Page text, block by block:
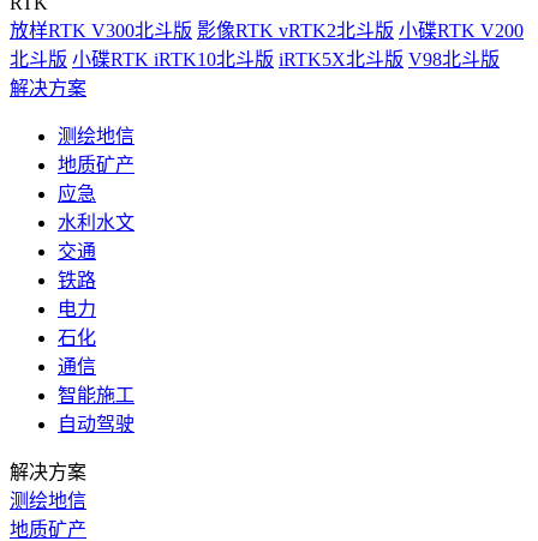
放样RTK V300北斗版 影像RTK vRTK2北斗版 小碟RTK V200
北斗版 小碟RTK iRTK10北斗版 iRTK5X北斗版 V98北斗版
解决方案
测绘地信
地质矿产
应急
水利水文
交通
铁路
电力
石化
通信
智能施工
自动驾驶
解决方案
测绘地信
地质矿产